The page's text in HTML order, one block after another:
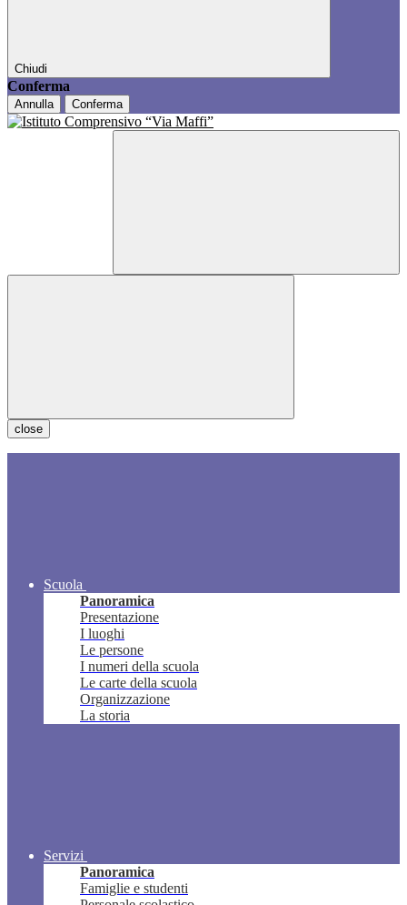
Chiudi
Conferma
Annulla Conferma
close
Scuola
Panoramica
Presentazione
I luoghi
Le persone
I numeri della scuola
Le carte della scuola
Organizzazione
La storia
Servizi
Panoramica
Famiglie e studenti